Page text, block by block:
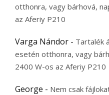
otthonra, vagy bárhová,
az Aferiy P210
Varga Nándor - Tartalék
esetén otthonra, vagy
2400 W-os az Aferiy P210
George - Nem csak